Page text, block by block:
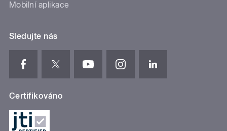
Mobilní aplikace
Sledujte nás
Certifikováno